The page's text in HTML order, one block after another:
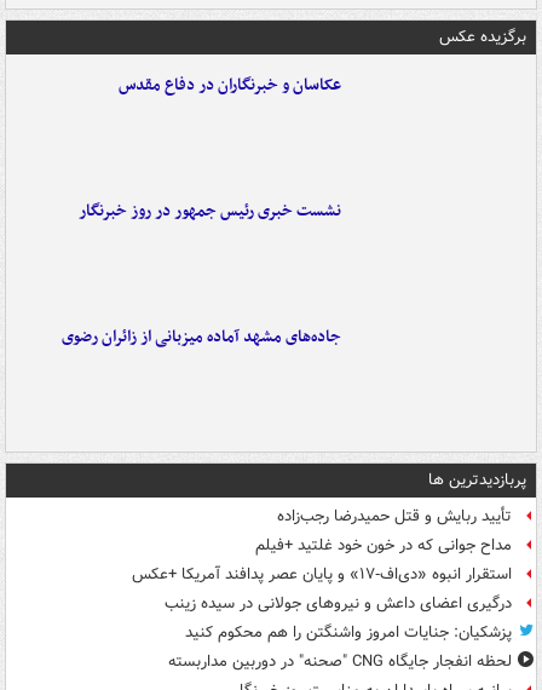
برگزیده عکس
عکاسان و خبرنگاران در دفاع مقدس
نشست خبری رئیس جمهور در روز خبرنگار
جاده‌های مشهد آماده میزبانی از زائران رضوی
پربازدیدترین ها
تأیید ربایش و قتل حمیدرضا رجب‌زاده
مداح جوانی که در خون خود غلتید +فیلم
استقرار انبوه «دی‌اف‑۱۷» و پایان عصر پدافند آمریکا +عکس
درگیری اعضای داعش و نیروهای جولانی در سیده زینب
پزشکیان: جنایات امروز واشنگتن را هم محکوم کنید
لحظه انفجار جایگاه CNG "صحنه" در دوربین مداربسته